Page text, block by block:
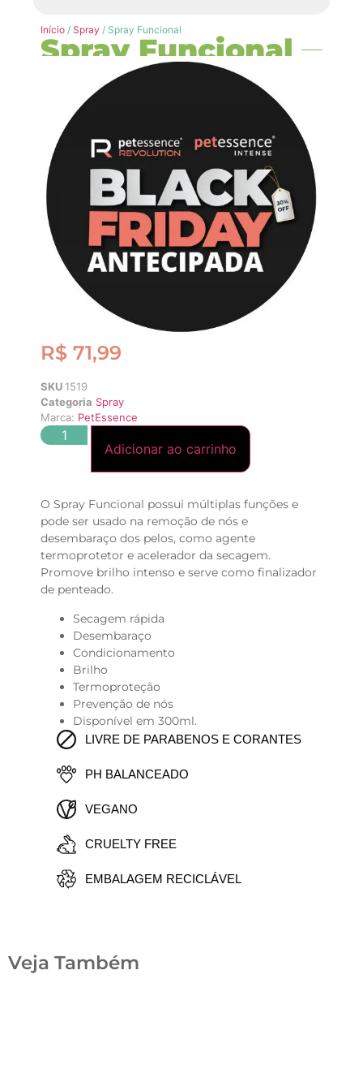
Início / Spray / Spray Funcional
Spray Funcional
R$ 71,99
SKU 1519
Categoria Spray
Marca: PetEssence
Adicionar ao carrinho
O Spray Funcional possui múltiplas funções e
pode ser usado na remoção de nós e
desembaraço dos pelos, como agente
termoprotetor e acelerador da secagem.
Promove brilho intenso e serve como finalizador
de penteado.
Secagem rápida
Desembaraço
Condicionamento
Brilho
Termoproteção
Prevenção de nós
Disponível em 300ml.
LIVRE DE PARABENOS E CORANTES
PH BALANCEADO
VEGANO
CRUELTY FREE
EMBALAGEM RECICLÁVEL
Veja Também